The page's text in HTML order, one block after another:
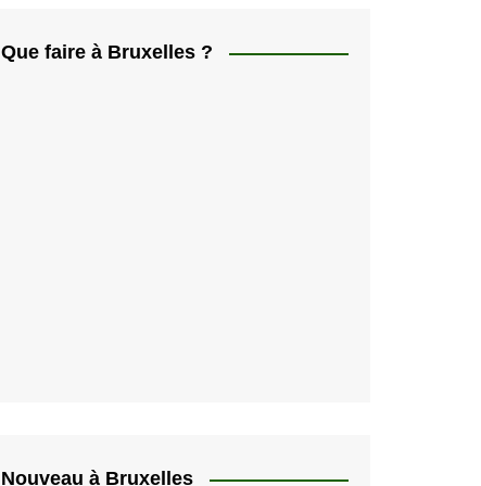
日本人
Que faire à Bruxelles ?
Nouveau à Bruxelles